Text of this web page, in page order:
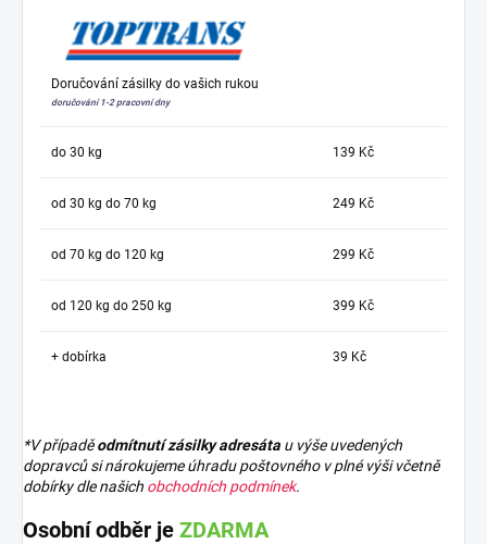
Doručování zásilky do vašich rukou
doručování 1-2 pracovní dny
do 30 kg 139 Kč
od 30 kg do 70 kg 249 Kč
od 70 kg do 120 kg 299 Kč
od 120 kg do 250 kg 399 Kč
+ dobírka 39 Kč
*V případěodmítnutí zásilky adresáta u výše uvedených
dopravců si nárokujeme úhradu poštovného v plné výši včetně
dobírky dle našich obchodních podmínek.
Osobní odběr je ZDARMA